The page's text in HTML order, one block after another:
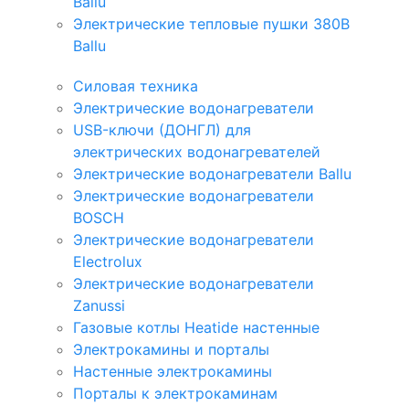
Электрические тепловые пушки 380В
Ballu
Силовая техника
Электрические водонагреватели
USB-ключи (ДОНГЛ) для
электрических водонагревателей
Электрические водонагреватели Ballu
Электрические водонагреватели
BOSCH
Электрические водонагреватели
Electrolux
Электрические водонагреватели
Zanussi
Газовые котлы Heatide настенные
Электрокамины и порталы
Настенные электрокамины
Порталы к электрокаминам